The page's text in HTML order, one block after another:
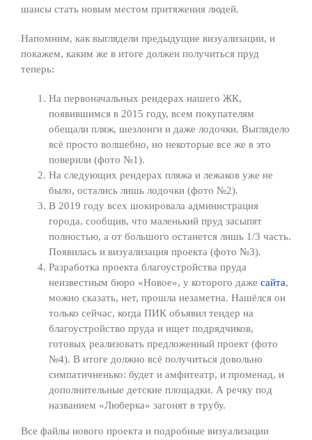
шансы стать новым местом притяжения людей.
Напомним, как выглядели предыдущие визуализации, и
покажем, каким же в итоге должен получиться пруд
теперь:
На первоначальных рендерах нашего ЖК,
появившимся в 2015 году, всем покупателям
обещали пляж, шезлонги и даже лодочки. Выглядело
всё просто волшебно, но некоторые все же в это
поверили (фото №1).
На следующих рендерах пляжа и лежаков уже не
было, остались лишь лодочки (фото №2).
В 2019 году всех шокировала администрация
города, сообщив, что маленький пруд засыпят
полностью, а от большого останется лишь 1/3 часть.
Появилась и визуализация проекта (фото №3).
Разработка проекта благоустройства пруда
неизвестным бюро «Новое», у которого даже сайта,
можно сказать, нет, прошла незаметна. Нашёлся он
только сейчас, когда ПИК объявил тендер на
благоустройство пруда и ищет подрядчиков,
готовых реализовать предложенный проект (фото
№4). В итоге должно всё получиться довольно
симпатичненько: будет и амфитеатр, и променад, и
дополнительные детские площадки. А речку под
названием «Люберка» загонят в трубу.
Все файлы нового проекта и подробные визуализации